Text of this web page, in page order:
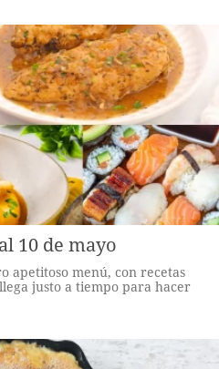
10 de mayo
apetitoso menú, con recetas
justo a tiempo para hacer